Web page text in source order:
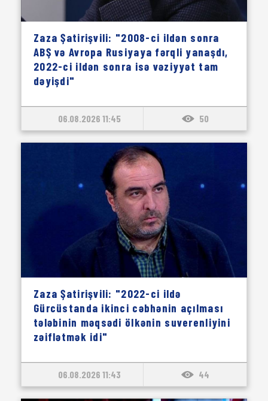
Zaza Şatirişvili: "2008-ci ildən sonra
ABŞ və Avropa Rusiyaya fərqli yanaşdı,
2022-ci ildən sonra isə vəziyyət tam
dəyişdi"
06.08.2026 11:45 50
Zaza Şatirişvili: "2022-ci ildə
Gürcüstanda ikinci cəbhənin açılması
tələbinin məqsədi ölkənin suverenliyini
zəiflətmək idi"
06.08.2026 11:43 44